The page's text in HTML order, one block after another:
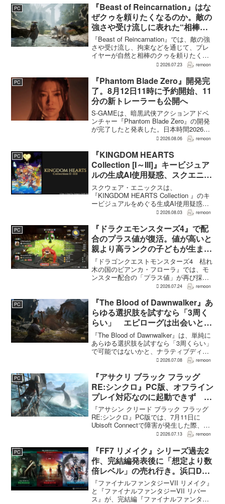
PC
『Beast of Reincarnation』はな
ぜクゥを頼りたくなるのか。敵の
強さや受け流しに表れた“相棒と
の共闘”設計
『Beast of Reincarnation』では、敵の強
さや受け流し、拘束などを通じて、プレ
イヤーが自然と相棒のクゥを頼りたくな
る戦闘が設計されている。そうした設計
ナリオライターを務めるゲームフリー
ク...
2026.07.23 remoon
PC
『Phantom Blade Zero』開発完
了。8月12日11時に予約開始、11
分の新トレーラーも公開へ
S-GAMEは、暗黒武侠アクションアドベ
ンチャー『Phantom Blade Zero』の開発
が完了したと発表した。日本時間2026年8
月12日11時から予約受付を開始し、同時
約を受け付けるのは、Pla...
2026.08.06 remoon
PC
『KINGDOM HEARTS
Collection [I～III]』キービジュア
ルの生成AI使用疑惑、スクエニが
否定――不自然な描写は「人為的
ミス」
スクウェア・エニックスは、
『KINGDOM HEARTS Collection 』のキ
ービジュアルをめぐる生成AI使用疑惑に
ついて、問題となったアセットは開発チ
不自然な箇所は「人為的ミス」によるも
のだと...
2026.08.03 remoon
PC
『ドラクエモンスターズ4』で配
合のプラス値が復活。値が高いと
親より高ランクの子どもが生まれ
ることも
『ドラゴンクエストモンスターズ4 枯れ
木の国のビアンカ・フローラ』では、モ
ンスター配合の「プラス値」が再び採用
される。配合を繰り返すことで数値が増
が高くなる補正がかかる。前作『ドラゴ
ンクエストモンスターズ...
2026.07.24 remoon
PC
『The Blood of Dawnwalker』あ
らゆる選択肢を試すなら「3周く
らい」 エピローグは出会いと選
択で変化
『The Blood of Dawnwalker』は、単純に
あらゆる選択肢を試すなら「3周くらい」
で可能ではないかと、ナラティブディレ
クターのJakub Szamałek氏がファミ
はエンディングへ収束...
2026.07.08 remoon
PC
『アサクリ ブラック フラッグ
RE:シンクロ』PC版、オフライン
プレイ対応なのに起動できず
Ubisoft Connect障害時に報告相
次ぐ
『アサシン クリード ブラック フラッグ
RE:シンクロ』PC版では、7月11日に
Ubisoft Connectで障害が発生した際、ゲ
ームを起動できないとの報告が相次い
きなかったという投稿もあり、影響は
全...
2026.07.13 remoon
PC
『FF7 リメイク』シリーズ過去2
作、完結編発表後に「想定より数
倍レベル」の売れ行き。浜口Dが
明かす
『ファイナルファンタジーVII リメイク』
と『ファイナルファンタジーVII リバー
ス』が、完結編『ファイナルファンタジ